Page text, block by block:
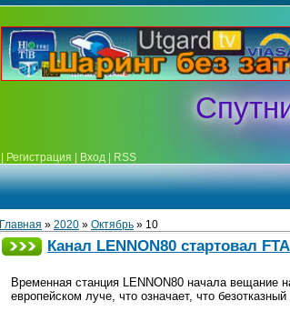
Регистрация Вход RSS
Главная » 2020 » Октябрь » 10
Канал LENNON80 стартовал
Временная станция LENNON80 начала вещание
европейском луче, что означает, что